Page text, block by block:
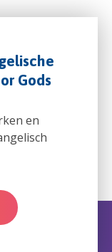
Gods
en